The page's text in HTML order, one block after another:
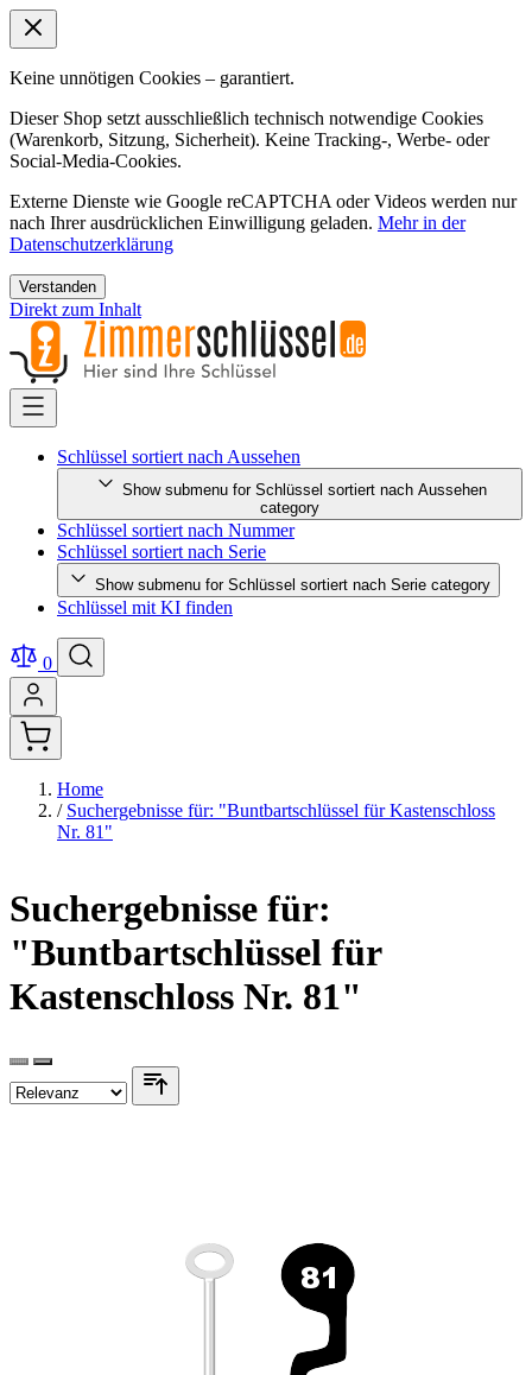
Keine unnötigen Cookies – garantiert.
Dieser Shop setzt ausschließlich technisch notwendige Cookies
(Warenkorb, Sitzung, Sicherheit). Keine Tracking-, Werbe- oder
Social-Media-Cookies.
Externe Dienste wie Google reCAPTCHA oder Videos werden nur
nach Ihrer ausdrücklichen Einwilligung geladen. Mehr in der
Datenschutzerklärung
Verstanden
Direkt zum Inhalt
Schlüssel sortiert nach Aussehen
Show submenu for Schlüssel sortiert nach Aussehen
category
Schlüssel sortiert nach Nummer
Schlüssel sortiert nach Serie
Show submenu for Schlüssel sortiert nach Serie category
Schlüssel mit KI finden
0
Home
/ Suchergebnisse für: "Buntbartschlüssel für Kastenschloss
Nr. 81"
Suchergebnisse für:
"Buntbartschlüssel für
Kastenschloss Nr. 81"